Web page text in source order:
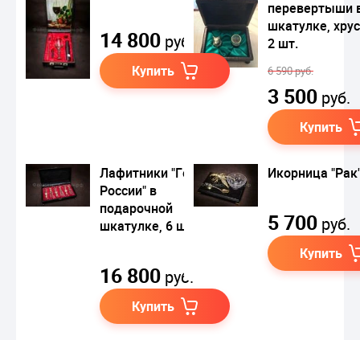
14 800 руб.
Купить
перевертыши
шкатулке,
2 шт.
6 590 руб.
3 500 руб.
Купить
Лафитники "Герб
России" в
подарочной
шкатулке, 6 шт.
16 800 руб.
Купить
Икорница
5 700 руб.
Купить